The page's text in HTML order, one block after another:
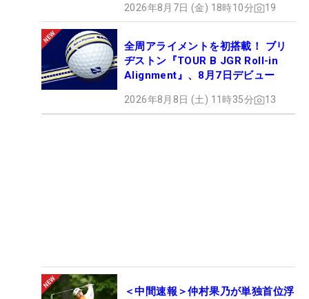
2026年8月7日 (金) 18時10分 19
全周アライメントを初搭載！ ブリ
ヂストン『TOUR B JGR Roll-in
Alignment』、8月7日デビュー
2026年8月8日 (土) 11時35分 13
＜中間速報＞仲村果乃が単独首位浮